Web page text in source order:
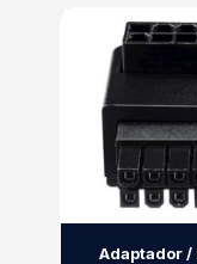
Adaptador /